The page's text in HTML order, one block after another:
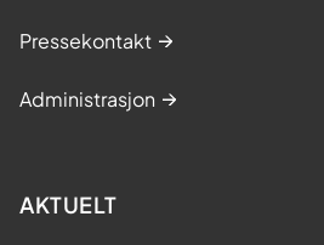
Pressekontakt
Administrasjon
AKTUELT